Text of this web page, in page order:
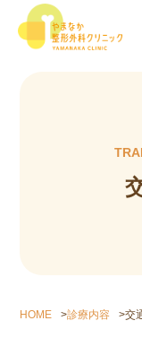
HOME >診療内容 >交